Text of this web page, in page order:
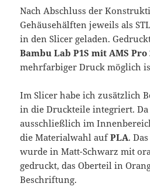
Nach Abschluss der
Gehäusehälften jeweils als
in den Slicer geladen.
Bambu Lab P1S mit AMS Pro
mehrfarbiger Druck möglich
Im Slicer habe ich zusätzlich
in die Druckteile integriert. Da
ausschließlich im
die Materialwahl aufPLA.
wurde in Matt-Schwarz mit
gedruckt, das Oberteil in
Beschriftung.